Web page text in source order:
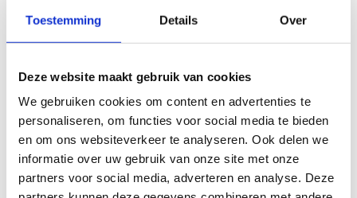
Toestemming Details Over
Deze website maakt gebruik van cookies
We gebruiken cookies om content en advertenties te
personaliseren, om functies voor social media te bieden
en om ons websiteverkeer te analyseren. Ook delen we
informatie over uw gebruik van onze site met onze
partners voor social media, adverteren en analyse. Deze
Warm op met enkele rondjes op de skeelerpiste (285 m) en
kies daarna voor de oranje of groene lus.
Klaar voor wat meer uitdaging? Deze blauwe lus voert je
over licht glooiend terrein.
🔴Voor gevorderden - 15 km
Zin in een stevige rit? Deze rode lus daagt je uit met uphill en